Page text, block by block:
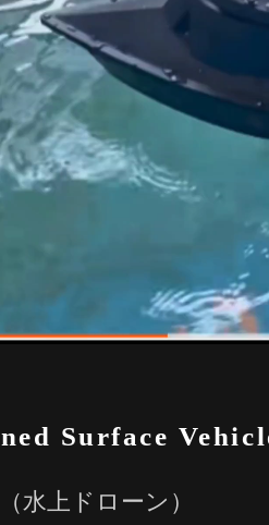
Surface
水上ドローン）